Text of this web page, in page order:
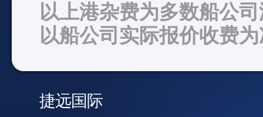
以上港杂费为多数船公
以船公司实际报价收费
捷远国际